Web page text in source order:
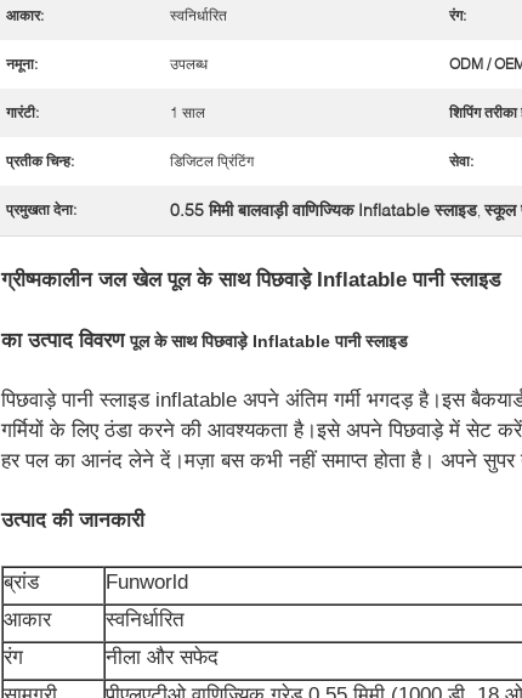
आकार: स्वनिर्धारित रंग:
नमूना: उपलब्ध ODM /
गारंटी: 1 साल शिपिंग तरीका
प्रतीक चिन्ह: डिजिटल प्रिंटिंग सेवा:
प्रमुखता देना: 0.55 मिमी बालवाड़ी वाणिज्यिक Inflatable स्लाइड,स्कूल
ग्रीष्मकालीन जल खेल पूल के साथ पिछवाड़े Inflatable पानी स्लाइड
का उत्पाद विवरणपूल के साथ पिछवाड़े Inflatable पानी स्लाइड
पिछवाड़े पानी स्लाइड inflatable अपने अंतिम गर्मी भगदड़ है।इस
गर्मियों के लिए ठंडा करने की आवश्यकता है।इसे अपने पिछवाड़े में सेट
हर पल का आनंद लेने दें।मज़ा बस कभी नहीं समाप्त होता है। अपने सुपर
उत्पाद की जानकारी
ब्रांड
Funworld
आकार
स्वनिर्धारित
रंग
नीला और सफेद